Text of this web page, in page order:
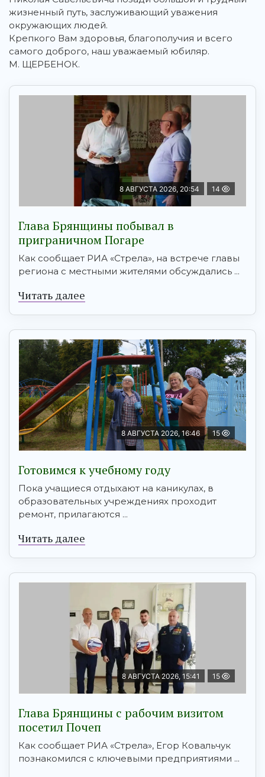
жизненный путь, заслуживающий уважения
окружающих людей.
Крепкого Вам здоровья, благополучия и всего
самого доброго, наш уважаемый юбиляр.
М. ЩЕРБЕНОК.
8 АВГУСТА 2026, 20:54 14
Глава Брянщины побывал в
приграничном Погаре
Как сообщает РИА «Стрела», на встрече главы
региона с местными жителями обсуждались ...
Читать далее
8 АВГУСТА 2026, 16:46 15
Готовимся к учебному году
Пока учащиеся отдыхают на каникулах, в
образовательных учреждениях проходит
ремонт, прилагаются ...
Читать далее
8 АВГУСТА 2026, 15:41 15
Глава Брянщины с рабочим визитом
посетил Почеп
Как сообщает РИА «Стрела», Егор Ковальчук
познакомился с ключевыми предприятиями ...